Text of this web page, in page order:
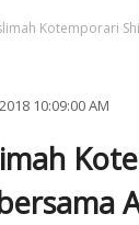
Kotemporari
10:09:00 AM